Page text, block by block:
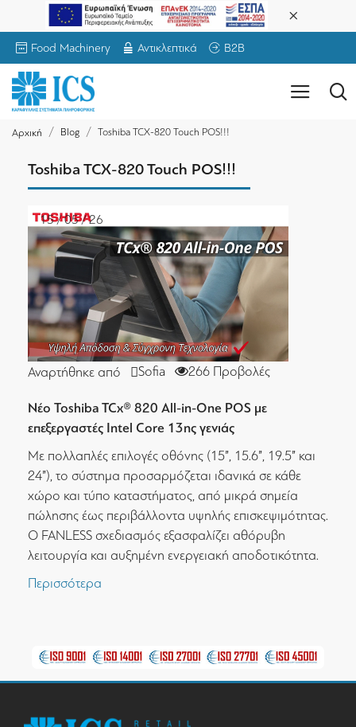
Food Machinery Αντικλεπτικά B2B
Αρχική Blog Toshiba TCX-820 Touch POS!!!
Toshiba TCX-820 Touch POS!!!
15 / 05 / 26
Αναρτήθηκε από Sofia 266 Προβολές
Νέο Toshiba TCx® 820 All-in-One POS με
επεξεργαστές Intel Core 13ης γενιάς
Με πολλαπλές επιλογές οθόνης (15”, 15.6”, 19.5” και
24”), το σύστημα προσαρμόζεται ιδανικά σε κάθε
χώρο και τύπο καταστήματος, από μικρά σημεία
πώλησης έως περιβάλλοντα υψηλής επισκεψιμότητας.
Ο FANLESS σχεδιασμός εξασφαλίζει αθόρυβη
λειτουργία και αυξημένη ενεργειακή αποδοτικότητα.
Περισσότερα